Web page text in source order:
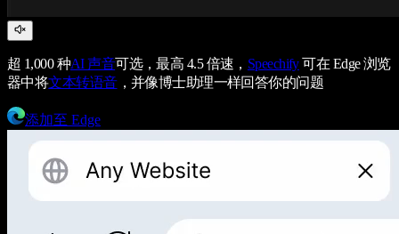
超 1,000 种AI 声音可选，最高 4.5 倍速， Speechify可在 Edge 浏览
器中将文本转语音，并像博士助理一样回答你的问题
添加至 Edge